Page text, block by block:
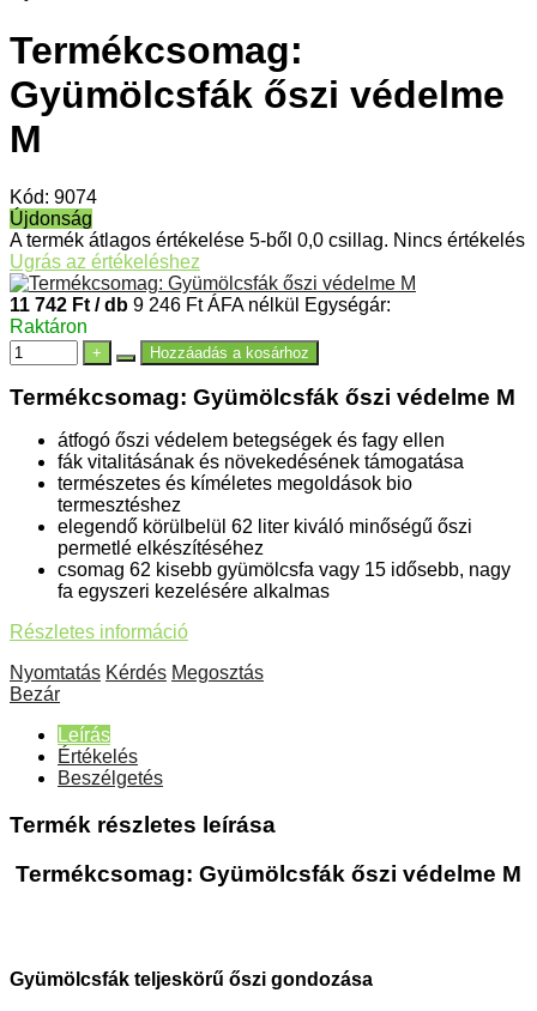
Termékcsomag:
Gyümölcsfák őszi védelme
M
Kód: 9074
Újdonság
A termék átlagos értékelése 5-ből 0,0 csillag. Nincs értékelés
Ugrás az értékeléshez
11 742 Ft / db 9 246 Ft ÁFA nélkül
Egységár:
Raktáron
+ Hozzáadás a kosárhoz
Termékcsomag: Gyümölcsfák őszi védelme M
átfogó őszi védelem betegségek és fagy ellen
fák vitalitásának és növekedésének támogatása
természetes és kíméletes megoldások bio
termesztéshez
elegendő körülbelül 62 liter kiváló minőségű őszi
permetlé elkészítéséhez
csomag 62 kisebb gyümölcsfa vagy 15 idősebb, nagy
fa egyszeri kezelésére alkalmas
Részletes információ
Nyomtatás Kérdés Megosztás
Bezár
Leírás
Értékelés
Beszélgetés
Termék részletes leírása
Termékcsomag: Gyümölcsfák őszi védelme M
Gyümölcsfák teljeskörű őszi gondozása